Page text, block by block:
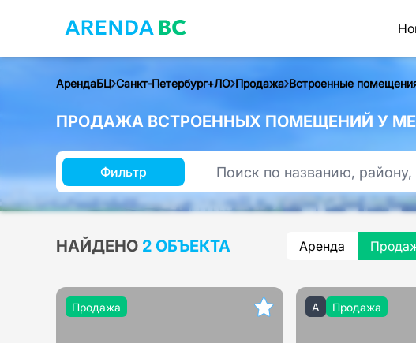
АрендаБЦ Санкт-Петербург+ЛО Продажа Встроенные
ПРОДАЖА ВСТРОЕННЫХ ПОМЕЩЕНИЙ У
Фильтр
НАЙДЕНО 2 ОБЪЕКТА Аренда
Продажа A Продажа